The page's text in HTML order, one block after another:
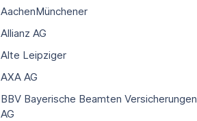
AachenMünchener
Allianz AG
Alte Leipziger
AXA AG
BBV Bayerische Beamten Versicherungen
AG